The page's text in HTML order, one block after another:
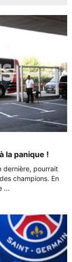
la panique !
dernière, pourrait
champions. En
...